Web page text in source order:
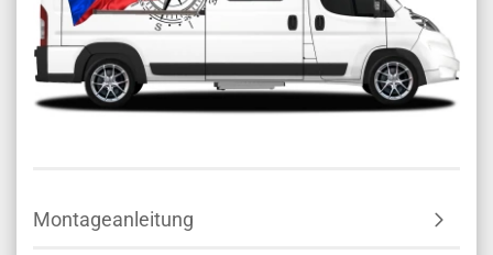
Montageanleitung